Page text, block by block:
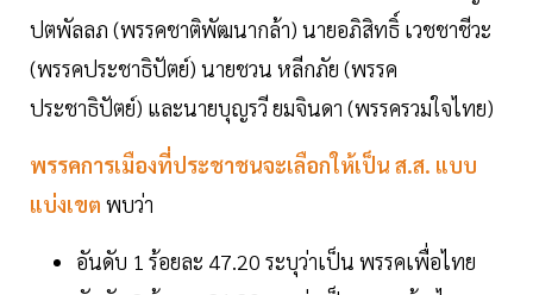
ปตพัลลภ (พรรคชาติพัฒนากล้า) นายอภิสิทธิ์ เวชชาชีวะ
(พรรคประชาธิปัตย์) นายชวน หลีกภัย (พรรค
ประชาธิปัตย์) และนายบุญรวี ยมจินดา (พรรครวมใจไทย)
พรรคการเมืองที่ประชาชนจะเลือกให้เป็น ส.ส. แบบ
แบ่งเขต พบว่า
อันดับ 1 ร้อยละ 47.20 ระบุว่าเป็น พรรคเพื่อไทย